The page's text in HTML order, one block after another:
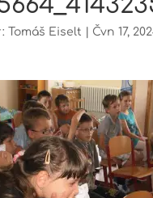
Tomáš Eiselt Čvn 17,